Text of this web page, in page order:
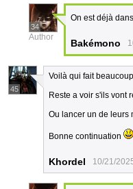
34
Author
On est déjà
Bakémono
45
Voilà qui fait
Reste a voir s'ils vont
Ou lancer un de leurs
Bonne continuation
Khordel 10/21/